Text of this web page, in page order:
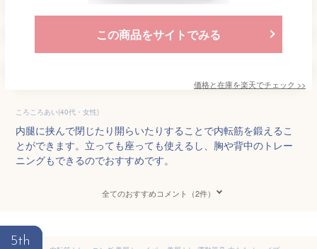
この商品をサイトでみる
価格と在庫を楽天でチェック >>
ころころあい(40代・女性)
内腿に挟んで閉じたり開らいたりすることで内転筋を鍛えるこ
とができます。立っても座っても使えるし、胸や背中のトレー
ニングもできるのでおすすめです。
全てのおすすめコメント（2件）
5th